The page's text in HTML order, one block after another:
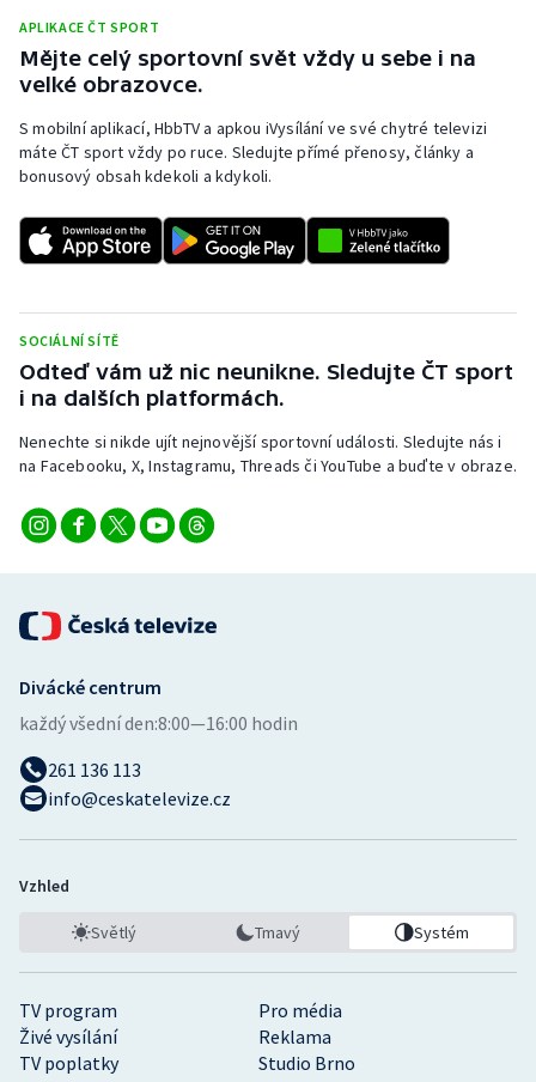
APLIKACE ČT SPORT
Mějte celý sportovní svět vždy u sebe i na
velké obrazovce.
S mobilní aplikací, HbbTV a apkou iVysílání ve své chytré televizi
máte ČT sport vždy po ruce. Sledujte přímé přenosy, články a
bonusový obsah kdekoli a kdykoli.
SOCIÁLNÍ SÍTĚ
Odteď vám už nic neunikne. Sledujte ČT sport
i na dalších platformách.
Nenechte si nikde ujít nejnovější sportovní události. Sledujte nás i
na Facebooku, X, Instagramu, Threads či YouTube a buďte v obraze.
TV program
Pro média
Živé vysílání
Reklama
TV poplatky
Studio Brno
Divácké centrum
každý všední den:8:00—16:00 hodin
261 136 113
info@ceskatelevize.cz
Vzhled
Světlý Tmavý Systém